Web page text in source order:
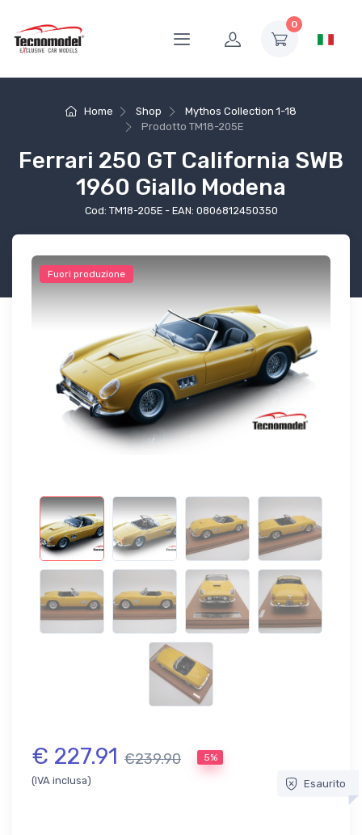
0
Home Shop
Mythos Collection 1-18
Prodotto TM18-205E
Ferrari 250 GT California SWB
1960 Giallo Modena
Cod: TM18-205E - EAN: 0806812450350
Fuori produzione
€ 227.91 €239.90 5%
(IVA inclusa) Esaurito